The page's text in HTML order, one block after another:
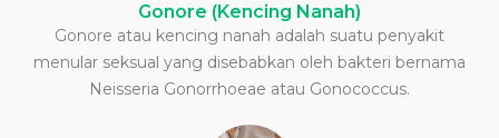
Gonore (Kencing Nanah)
Gonore atau kencing nanah adalah suatu penyakit
menular seksual yang disebabkan oleh bakteri bernama
Neisseria Gonorrhoeae atau Gonococcus.